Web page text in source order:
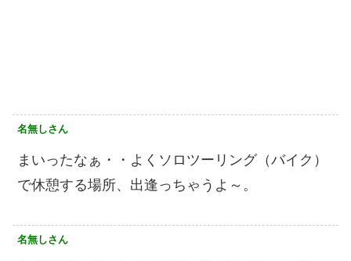
名無しさん
まいったなぁ・・よくソロツーリング（バイク）
で休憩する場所、出逢っちゃうよ～。
名無しさん